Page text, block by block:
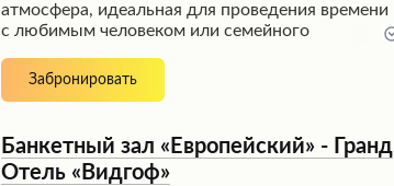
атмосфера, идеальная для проведения времени
с любимым человеком или семейного
красивой подачей и восхитительным вкусом, а
обслуживание отличается вежливостью
комната, где юные гости могут с удовольствием
проводить время, пока их родители
наслаждаются изысканной кухней и кальяном в
Забронировать
Банкетный зал «Европейский» - Гранд
Отель «Видгоф»